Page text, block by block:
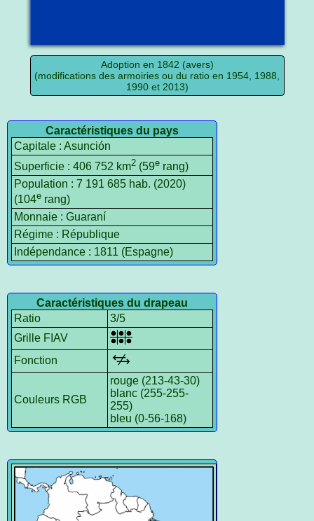
Adoption en 1842 (avers)
(modifications des armoiries ou du ratio en 1954, 1988,
1990 et 2013)
Caractéristiques du pays
Capitale : Asunción
Superficie : 406 752 km2 (59e rang)
Population : 7 191 685 hab. (2020)
(104e rang)
Monnaie : Guaraní
Régime : République
Indépendance : 1811 (Espagne)
Caractéristiques du drapeau
Ratio
3/5
Grille FIAV
Fonction
Couleurs RGB
rouge (213-43-30)
blanc (255-255-
255)
bleu (0-56-168)